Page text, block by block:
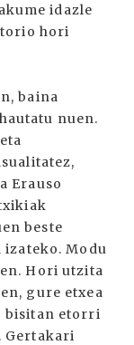
idazle
hori
baina
nuen.
Erauso
beste
Modu
Hori utzita
gure etxea
bisitan etorri
Gertakari